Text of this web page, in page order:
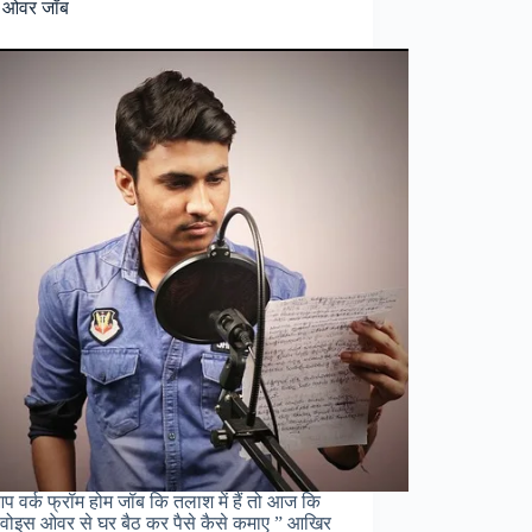
(Google
From
ओवर जॉब
वर्क फ्रॉम होम जॉब कि तलाश में हैं तो आज कि
ओवर से घर बैठ कर पैसे कैसे कमाए ” आखिर